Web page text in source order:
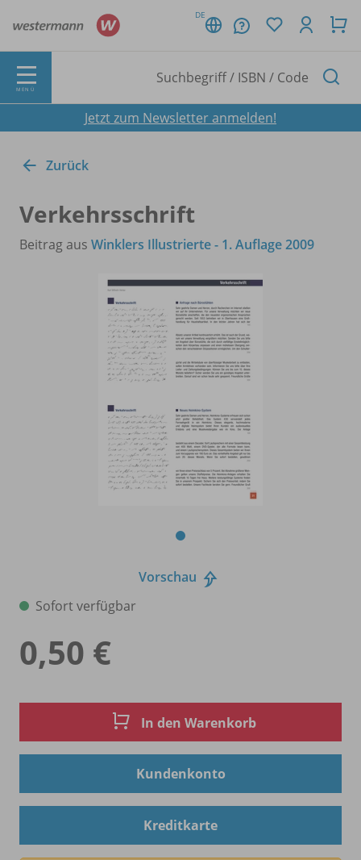
DE
MENÜ
Jetzt zum Newsletter anmelden!
Zurück
Verkehrsschrift
Beitrag aus Winklers Illustrierte - 1. Auflage 2009
Vorschau
Sofort verfügbar
0,50 €
In den Warenkorb
Kundenkonto
Kreditkarte